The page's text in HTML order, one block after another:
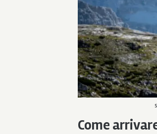
Come